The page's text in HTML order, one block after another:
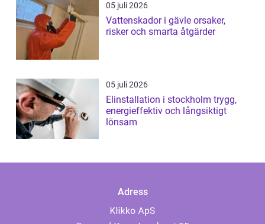
05 juli 2026
Vattenskador i gävle orsaker,
risker och smarta åtgärder
05 juli 2026
Elinstallation i stockholm trygg,
energieffektiv och långsiktigt
lönsam
Adress